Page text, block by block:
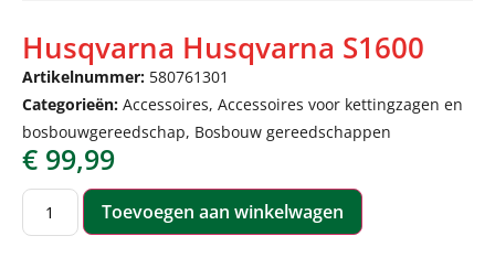
Husqvarna Husqvarna S1600
Artikelnummer: 580761301
Categorieën: Accessoires, Accessoires voor kettingzagen en
bosbouwgereedschap, Bosbouw gereedschappen
€ 99,99
Toevoegen aan winkelwagen